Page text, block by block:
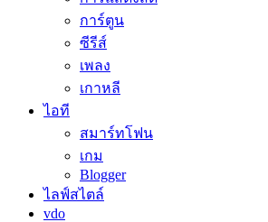
การ์ตูน
ซีรีส์
เพลง
เกาหลี
ไอที
สมาร์ทโฟน
เกม
Blogger
ไลฟ์สไตล์
vdo